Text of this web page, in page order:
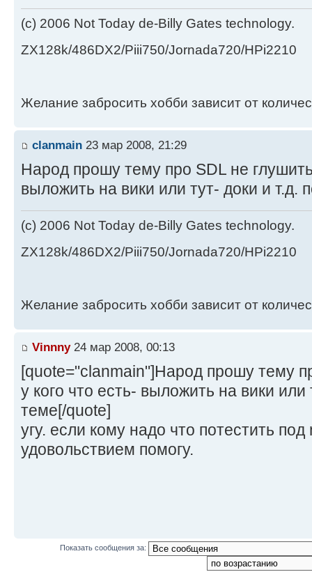
(c) 2006 Not Today de-Billy Gates technology.
ZX128k/486DX2/Piii750/Jornada720/HPi2210
Желание забросить хобби зависит от
clanmain 23 мар 2008, 21:29
Народ прошу тему про SDL не
выложить на вики или тут- доки и т.д.
(c) 2006 Not Today de-Billy Gates technology.
ZX128k/486DX2/Piii750/Jornada720/HPi2210
Желание забросить хобби зависит от
Vinnny24 мар 2008, 00:13
[quote="clanmain"]Народ прошу тему
у кого что есть- выложить на вики
теме[/quote]
угу. если кому надо что потестить
удовольствием помогу.
Показать сообщения за: